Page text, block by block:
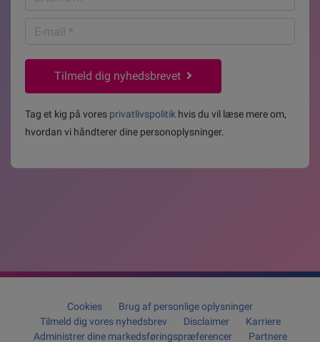
*
mail
*
Tilmeld dig nyhedsbrevet
Tag et kig på vores privatlivspolitik hvis du vil læse mere om,
hvordan vi håndterer dine personoplysninger.
Cookies
Brug af personlige oplysninger
Tilmeld dig vores nyhedsbrev
Disclaimer
Karriere
Administrer dine markedsføringspræferencer
Partnere